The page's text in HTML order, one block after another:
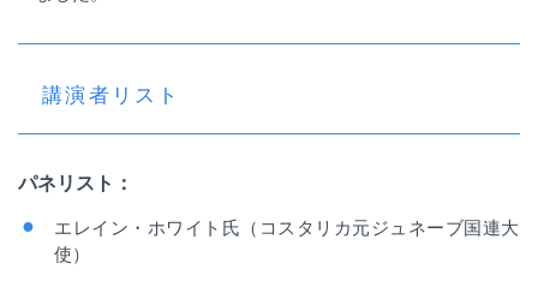
講演者リスト
パネリスト：
エレイン・ホワイト氏（コスタリカ元ジュネーブ国連大
使）